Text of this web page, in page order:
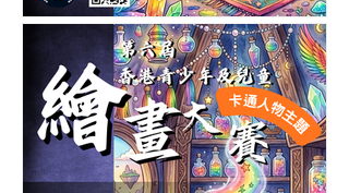
第十一屆香港青少年及兒童
繪畫大賽-自選主題繪畫比賽